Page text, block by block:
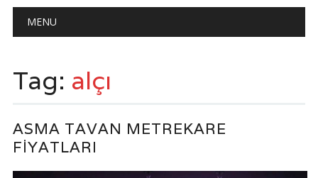
Main menu
MENU
Tag: alçı
ASMA TAVAN METREKARE
FIYATLARI